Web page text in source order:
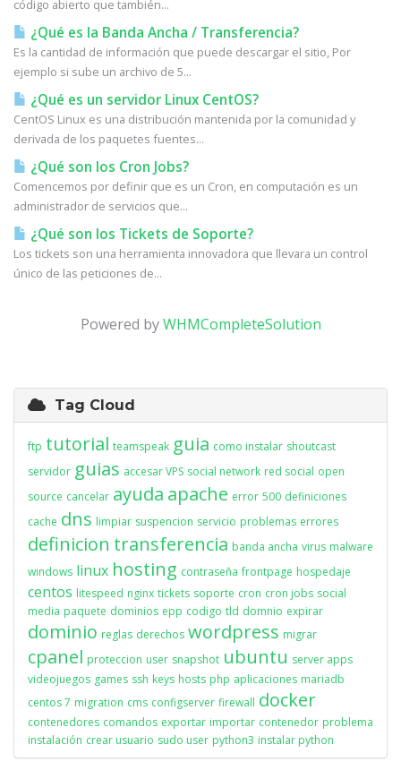
código abierto que también...
¿Qué es la Banda Ancha / Transferencia?
Es la cantidad de información que puede descargar el sitio, Por
ejemplo si sube un archivo de 5...
¿Qué es un servidor Linux CentOS?
CentOS Linux es una distribución mantenida por la comunidad y
derivada de los paquetes fuentes...
¿Qué son los Cron Jobs?
Comencemos por definir que es un Cron, en computación es un
administrador de servicios que...
¿Qué son los Tickets de Soporte?
Los tickets son una herramienta innovadora que llevara un control
único de las peticiones de...
Powered byWHMCompleteSolution
Tag Cloud
ftp tutorial teamspeak guia como instalar shoutcast
servidor guias accesar VPS social network red social open
source cancelar ayuda apache error 500 definiciones
cache dns limpiar suspencion servicio problemas errores
definicion transferencia banda ancha virus malware
windows linux hosting contraseña frontpage hospedaje
centos litespeed nginx tickets soporte cron cron jobs social
media paquete dominios epp codigo tld domnio expirar
dominio reglas derechos wordpress migrar
cpanel proteccion user snapshot ubuntu server apps
videojuegos games ssh keys hosts php aplicaciones mariadb
centos 7 migration cms configserver firewall docker
contenedores comandos exportar importar contenedor problema
instalación crear usuario sudo user python3 instalar python